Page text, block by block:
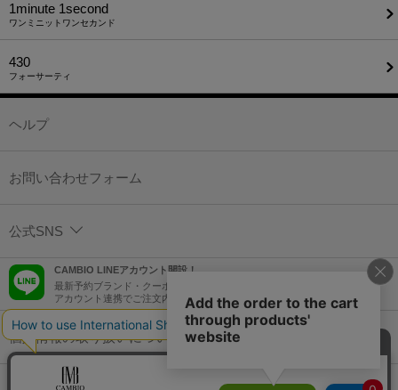
1minute​ 1second
ワンミニットワンセカンド
430
フォーサーティ
ヘルプ
お問い合わせフォーム
公式SNS
CAMBIO LINEアカウント開設！
最新予約ブランド・クーポン情報などを配信！
アカウント連携でご注文内容をLINEでも確認可能！
個人情報の取り扱いについて